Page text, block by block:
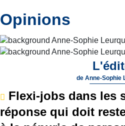
Opinions
de Anne-Sophie
Flexi-jobs dans les
réponse qui doit